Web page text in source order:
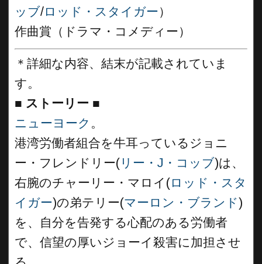
ッブ/ロッド・スタイガー）
作曲賞（ドラマ・コメディー）
＊詳細な内容、結末が記載されていま
す。
■ ストーリー ■
ニューヨーク 。
港湾労働者組合を牛耳っているジョニ
ー・フレンドリー( リー・J・コッブ)は、
右腕のチャーリー・マロイ(ロッド・スタ
イガー)の弟テリー(マーロン・ブランド)
を、自分を告発する心配のある労働者
で、信望の厚いジョーイ殺害に加担させ